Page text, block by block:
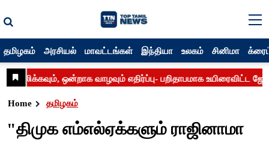
தமிழகம் அரசியல் மாவட்டங்கள் இந்தியா உலகம் சினிமா
Home தமிழகம்
"திமுக எம்எல்ஏக்களும் ராஜினாமா